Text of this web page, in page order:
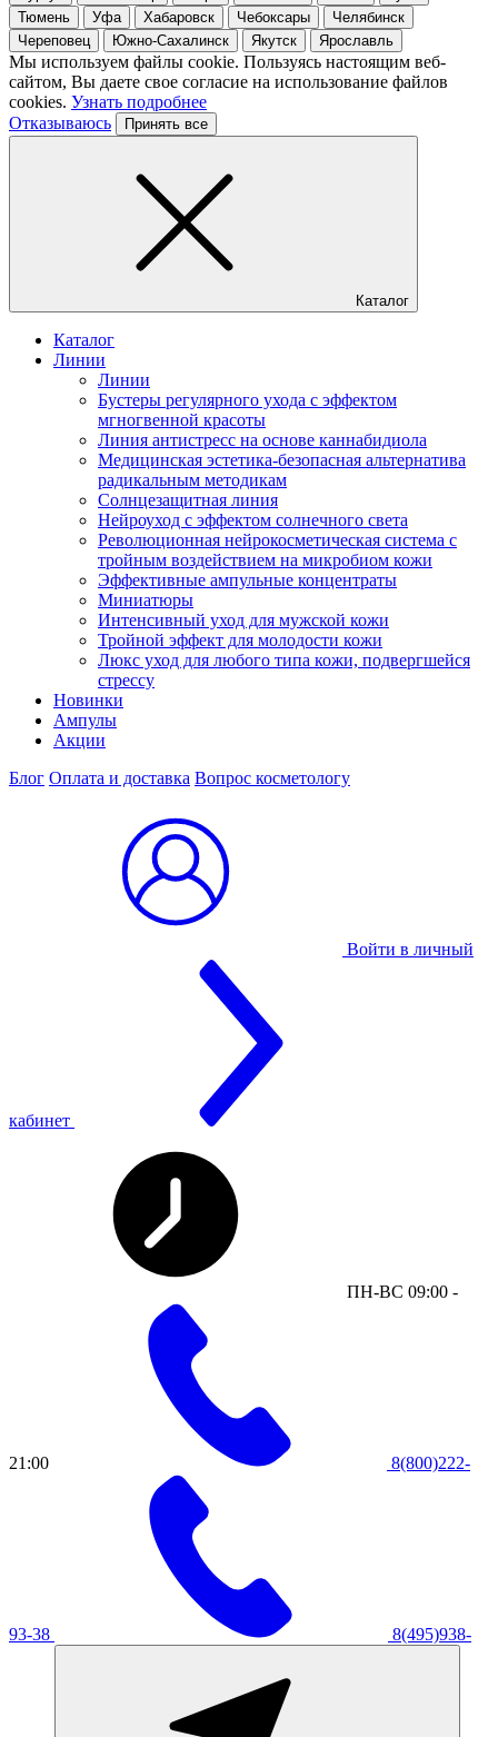
Тюмень
Уфа Хабаровск Чебоксары
Челябинск
Череповец
Южно-Сахалинск Якутск Ярославль
Мы используем файлы cookie. Пользуясь настоящим веб-
сайтом, Вы даете свое согласие на использование файлов
cookies. Узнать подробнее
Отказываюсь
Принять все
Каталог
Каталог
Линии
Линии
Бустеры регулярного ухода с эффектом
мгногвенной красоты
Линия антистресс на основе каннабидиола
Медицинская эстетика-безопасная альтернатива
радикальным методикам
Солнцезащитная линия
Нейроуход с эффектом солнечного света
Революционная нейрокосметическая система с
тройным воздействием на микробиом кожи
Эффективные ампульные концентраты
Миниатюры
Интенсивный уход для мужской кожи
Тройной эффект для молодости кожи
Люкс уход для любого типа кожи, подвергшейся
стрессу
Новинки
Ампулы
Акции
Блог Оплата и доставка Вопрос косметологу
Войти в личный
кабинет
ПН-ВС 09:00 -
21:00 8(800)222-
93-38 8(495)938-